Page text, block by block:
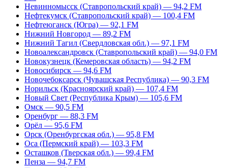
Невинномысск (Ставропольский край) — 94,2 FM
Нефтекумск (Ставропольский край) — 100,4 FM
Нефтеюганск (Югра) — 92,1 FM
Нижний Новгород — 89,2 FM
Нижний Тагил (Свердловская обл.) — 97,1 FM
Новоалександровск (Ставропольский край) — 94,0 FM
Новокузнецк (Кемеровская область) — 94,2 FM
Новосибирск — 94,6 FM
Новочебоксарск (Чувашская Республика) — 90,3 FM
Норильск (Красноярский край) — 107,4 FM
Новый Свет (Республика Крым) — 105,6 FM
Омск — 90,5 FM
Оренбург — 88,3 FM
Орёл — 95,6 FM
Орск (Оренбургская обл.) — 95,8 FM
Оса (Пермский край) — 103,3 FM
Осташков (Тверская обл.) — 99,4 FM
Пенза — 94,7 FM